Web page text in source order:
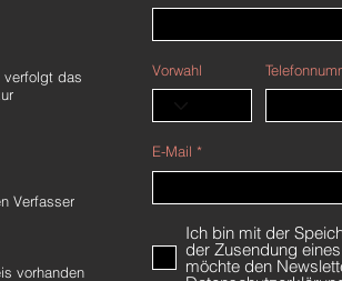
verfolgt das
Verfasser
vorhanden
Vorwahl
E-Mail
Ich bin mit der
der Zusendung
möchte den